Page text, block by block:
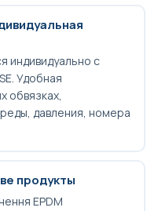
индивидуально с
Удобная
обвязках,
давления, номера
продукты
EPDM